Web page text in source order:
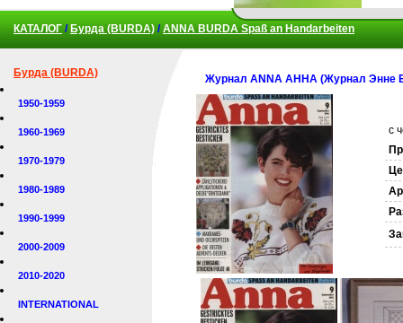
КАТАЛОГ / Бурда (BURDA) /ANNA BURDA Spaß an Handarbeiten
Бурда (BURDA)
1950-1959
1960-1969
1970-1979
1980-1989
1990-1999
2000-2009
2010-2020
INTERNATIONAL
Журнал ANNA АННА (Журнал Энне
с